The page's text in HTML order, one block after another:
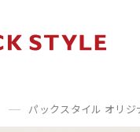
パックスタイル オリジ